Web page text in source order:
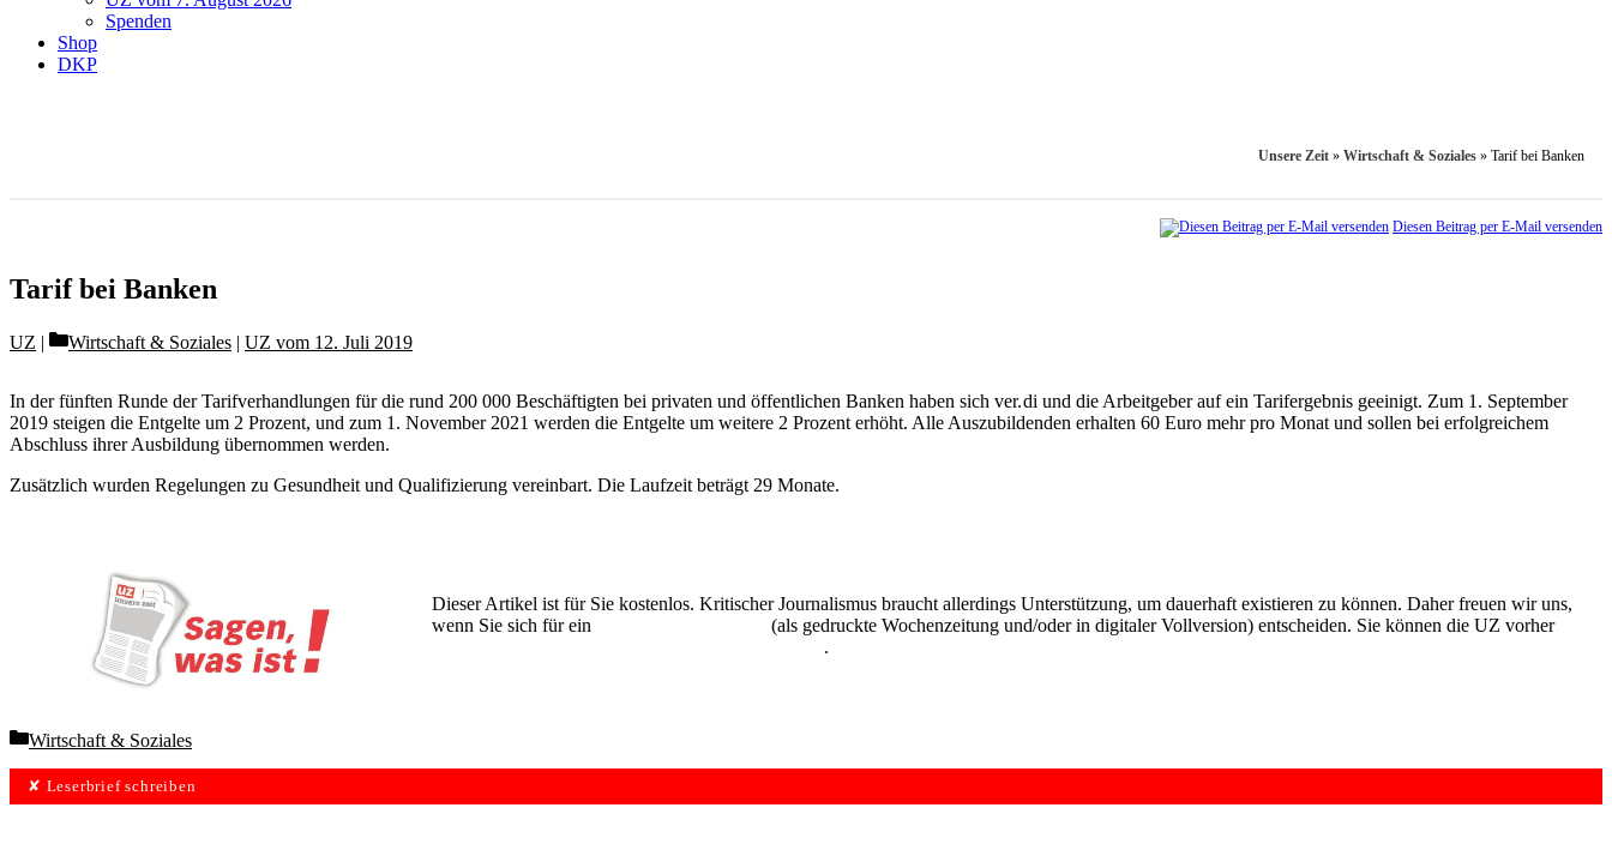
Spenden
Shop
DKP
Unsere Zeit » Wirtschaft & Soziales » Tarif bei Banken
Diesen Beitrag per E-Mail versenden
Tarif bei Banken
UZ Categories
Wirtschaft & Soziales | UZ vom 12. Juli 2019
In der fünften Runde der Tarifverhandlungen für die rund 200 000 Beschäftigten bei privaten und öffentlichen Banken haben sich ver. di und die Arbeitgeber auf ein Tarifergebnis geeinigt. Zum 1. September
2019 steigen die Entgelte um 2 Prozent, und zum 1. November 2021 werden die Entgelte um weitere 2 Prozent erhöht. Alle Auszubildenden erhalten 60 Euro mehr pro Monat und sollen bei erfolgreichem
Abschluss ihrer Ausbildung übernommen werden.
Zusätzlich wurden Regelungen zu Gesundheit und Qualifizierung vereinbart. Die Laufzeit beträgt 29 Monate.
Dieser Artikel ist für Sie kostenlos. Kritischer Journalismus braucht allerdings Unterstützung, um dauerhaft existieren zu können. Daher freuen wir uns,
wenn Sie sich für ein
(als gedruckte Wochenzeitung und/oder in digitaler Vollversion) entscheiden. Sie können die UZ vorher
.
Categories
Wirtschaft & Soziales
✘ Leserbrief schreiben